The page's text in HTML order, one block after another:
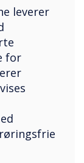
leverer
for